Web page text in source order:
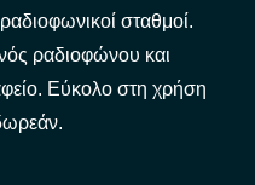
σταθμοί.
ραδιοφώνου και
Εύκολο στη χρήση